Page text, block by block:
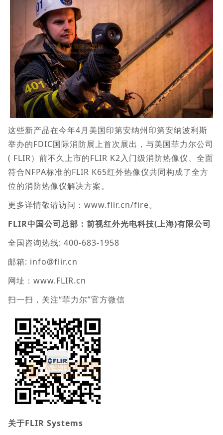
这些新产品在今年4月美国印第安纳州印第安纳波利斯
举办的FDIC国际消防展上首次展出，与美国菲力尔公司
( FLIR）前不久上市的FLIR K2入门级消防热像仪、全面
符合NFPA标准的FLIR K65红外热像仪共同构成了全方
位的消防热像仪解决方案。
更多详情敬请访问：www.flir.cn/fire。
FLIR中国公司总部：前视红外光电科技(上海)有限公司
全国咨询热线: 400-683-1958
邮箱: info@flir.cn
网址：www.FLIR.cn
扫一扫，关注“菲力尔”官方微信
关于FLIR Systems